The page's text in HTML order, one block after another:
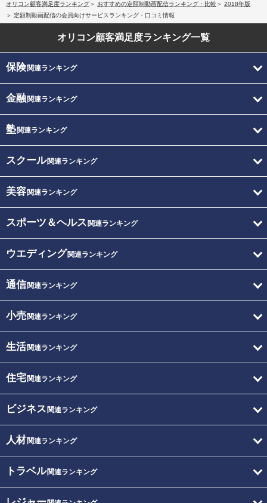
オリコン顧客満足度ランキング おすすめの定額制動画配信ランキング・比較
2018年版
定額制動画配信の会員向けサービスランキング・口コミ情報
オリコン顧客満足度ランキング一覧
保険関連ランキング
金融関連ランキング
塾関連ランキング
スクール関連ランキング
美容関連ランキング
スポーツ＆ヘルス 関連ランキング
ウエディング関連ランキング
通信関連ランキング
小売関連ランキング
生活関連ランキング
住宅関連ランキング
ビジネス 関連ランキング
人材関連ランキング
トラベル関連ランキング